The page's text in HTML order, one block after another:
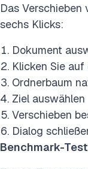
Das
sechs Klicks:
Dokument
Klicken Sie auf
Ordnerbaum
Ziel auswählen
Verschieben
Dialog
Benchmark-